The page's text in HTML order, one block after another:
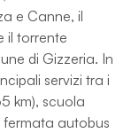
e Canne, il
il torrente
di Gizzeria. In
servizi tra i
km), scuola
fermata autobus